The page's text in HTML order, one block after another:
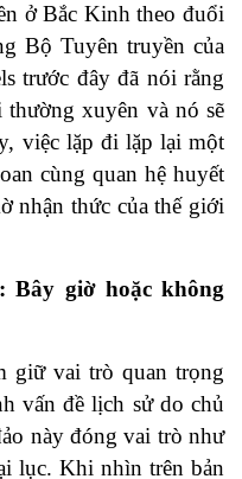
ở Bắc Kinh theo đuổi
Bộ Tuyên truyền của
trước đây đã nói rằng
xuyên và nó sẽ
việc lặp đi lặp lại một
cùng quan hệ huyết
nhận thức của thế giới
Bây giờ hoặc không
giữ vai trò quan trọng
vấn đề lịch sử do chủ
này đóng vai trò như
lục. Khi nhìn trên bản